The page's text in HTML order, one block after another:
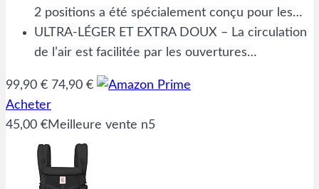
2 positions a été spécialement conçu pour les…
ULTRA-LÉGER ET EXTRA DOUX – La circulation
de l’air est facilitée par les ouvertures…
99,90 € 74,90 €
Acheter
45,00 €Meilleure vente n5